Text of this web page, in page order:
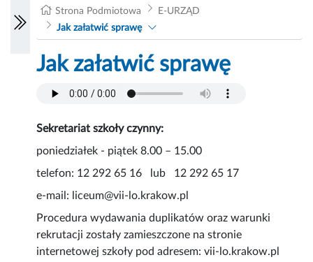
Strona Podmiotowa
E-URZĄD
Jak załatwić sprawę
Jak załatwić sprawę
Sekretariat szkoły czynny:
poniedziałek - piątek 8.00 – 15.00
telefon: 12 292 65 16 lub 12 292 65 17
e-mail: liceum@vii-lo.krakow.pl
Procedura wydawania duplikatów oraz warunki
rekrutacji zostały zamieszczone na stronie
internetowej szkoły pod adresem: vii-lo.krakow.pl